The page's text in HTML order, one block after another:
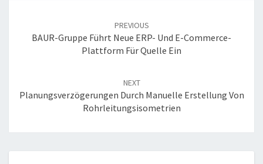
PREVIOUS
BAUR-Gruppe Führt Neue ERP- Und E-Commerce-
Plattform Für Quelle Ein
NEXT
Planungsverzögerungen Durch Manuelle Erstellung Von
Rohrleitungsisometrien